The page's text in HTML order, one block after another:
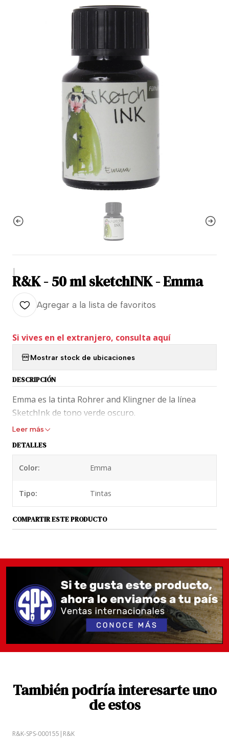
|
R&K - 50 ml sketchINK - Emma
Agregar a la lista de favoritos
Si vives en el extranjero, consulta aquí
Mostrar stock de ubicaciones
DESCRIPCIÓN
Emma es la tinta Rohrer and Klingner de la línea
SketchInk de tono verde oscuro.
Leer más
DETALLES
Color: Emma
Tipo: Tintas
COMPARTIR ESTE PRODUCTO
También podría interesarte uno
de estos
R&K-SPS-000155 | R&K